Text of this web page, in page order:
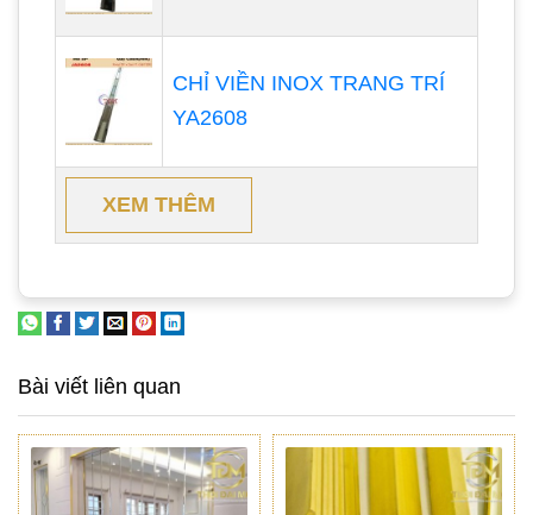
CHỈ VIỀN INOX TRANG TRÍ
YA2608
XEM THÊM
Bài viết liên quan